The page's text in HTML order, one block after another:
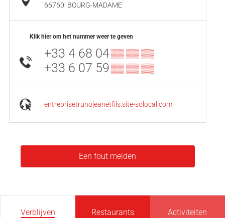
66760 BOURG-MADAME
Klik hier om het nummer weer te geven
+33 4 68 04▒▒ ▒▒ ▒▒
+33 6 07 59▒▒ ▒▒ ▒▒
entreprisetrunojeanetfils.site-solocal.com
Een fout melden
Verblijven Restaurants Activiteiten